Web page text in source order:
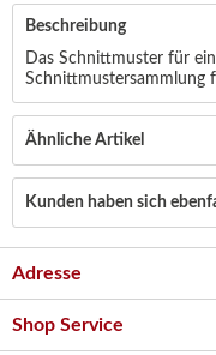
Beschreibung
Das Schnittmuster für
Schnittmustersammlung
Ähnliche Artikel
Kunden haben sich
Adresse
Shop Service